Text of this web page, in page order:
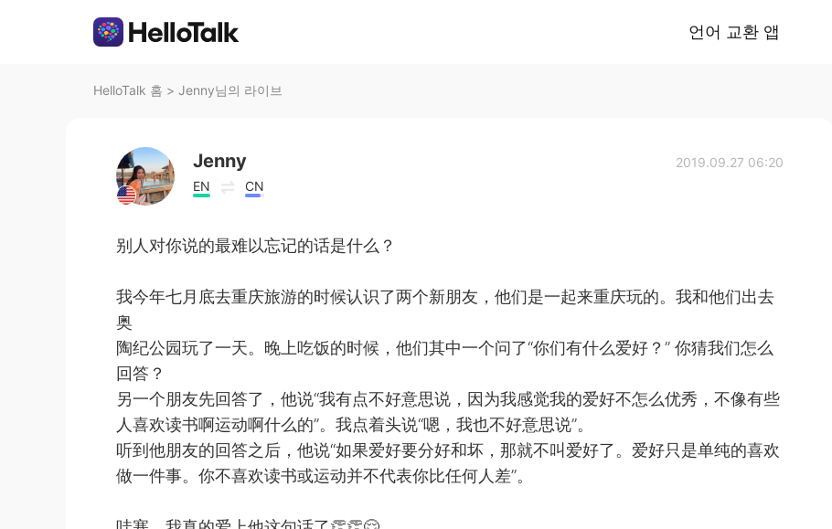
언어 교환 앱
HelloTalk 홈 > Jenny님의 라이브
Jenny
EN CN
2019.09.27 06:20
别人对你说的最难以忘记的话是什么？
我今年七月底去重庆旅游的时候认识了两个新朋友，他们是一起来重庆玩的。我和他们出去
奥
陶纪公园玩了一天。晚上吃饭的时候，他们其中一个问了“你们有什么爱好？” 你猜我们怎么
回答？
另一个朋友先回答了，他说“我有点不好意思说，因为我感觉我的爱好不怎么优秀，不像有些
人喜欢读书啊运动啊什么的”。我点着头说“嗯，我也不好意思说”。
听到他朋友的回答之后，他说“如果爱好要分好和坏，那就不叫爱好了。爱好只是单纯的喜欢
做一件事。你不喜欢读书或运动并不代表你比任何人差”。